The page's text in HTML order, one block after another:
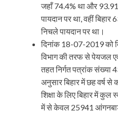
जहाँ 74.4% था और
पायदान पर था, वहीं
निचले पायदान पर था।
दिनांक 18-07-2019 को
विभाग की तरफ से पेयजल
तहत निर्गत पत्रांक संख्या
अनुसार बिहार में छह वर्ष
शिक्षा के लिए बिहार में
में से केवल 25941